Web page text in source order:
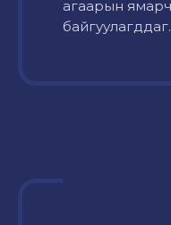
агаарын